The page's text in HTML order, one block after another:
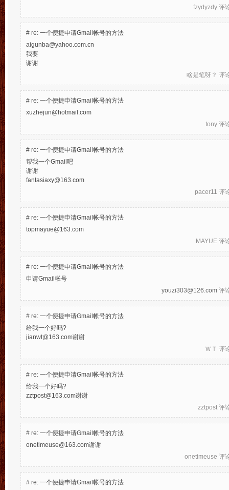
fzydyzdy 评
# re: 一个便捷申请Gmail帐号的方法
aigunba@yahoo.com.cn
我要
谢谢
啥是笔呀？ 评
# re: 一个便捷申请Gmail帐号的方法
xuzhejun@hotmail.com
tony 评
# re: 一个便捷申请Gmail帐号的方法
帮我一个Gmail吧
谢谢
fantasiaxy@163.com
pacer11 评
# re: 一个便捷申请Gmail帐号的方法
topmayue@163.com
MAYUE 评
# re: 一个便捷申请Gmail帐号的方法
申请Gmail帐号
youzi303@126.com 评
# re: 一个便捷申请Gmail帐号的方法
给我一个好吗?
jianwt@163.com谢谢
ＷＴ 评
# re: 一个便捷申请Gmail帐号的方法
给我一个好吗?
zztpost@163.com谢谢
zztpost 评
# re: 一个便捷申请Gmail帐号的方法
onetimeuse@163.com谢谢
onetimeuse 评
# re: 一个便捷申请Gmail帐号的方法